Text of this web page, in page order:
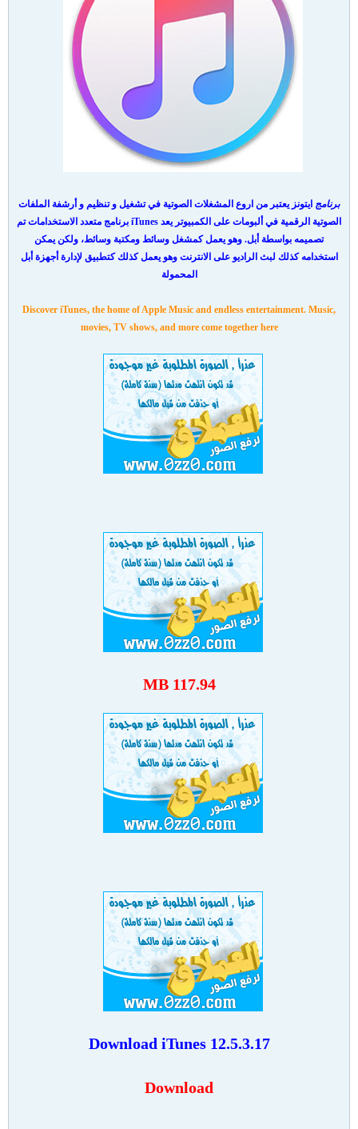
برنامج ايتونز يعتبر من اروع المشغلات الصوتية في تشغيل و تنظيم و أرشفة الملفات
الصوتية الرقمية في ألبومات على الكمبيوتر
يعد iTunes برنامج متعدد الاستخدامات تم
تصميمه بواسطة أبل. وهو يعمل كمشغل وسائط ومكتبة وسائط، ولكن يمكن
استخدامه كذلك لبث الراديو على الانترنت وهو يعمل كذلك كتطبيق لإدارة أجهزة أبل
المحمولة
Discover iTunes, the home of Apple Music and endless entertainment. Music,
movies, TV shows, and more come together here
117.94 MB
Download iTunes 12.5.3.17
Download